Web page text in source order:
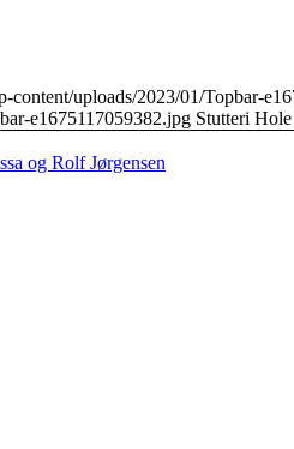
content/uploads/2023/01/Topbar-
e1675117059382.jpg Stutteri
og Rolf Jørgensen